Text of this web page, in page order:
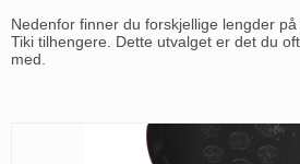
Nedenfor finner du forskjellige lengder
Tiki tilhengere. Dette utvalget er det du
med.